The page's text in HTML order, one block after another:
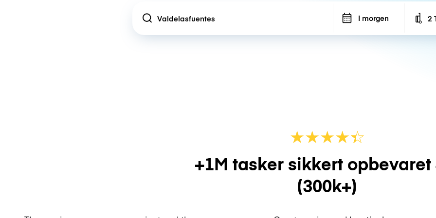
Location I morgen 2
★★★★☆
★
+1M tasker sikkert opbevaret
(300k+)